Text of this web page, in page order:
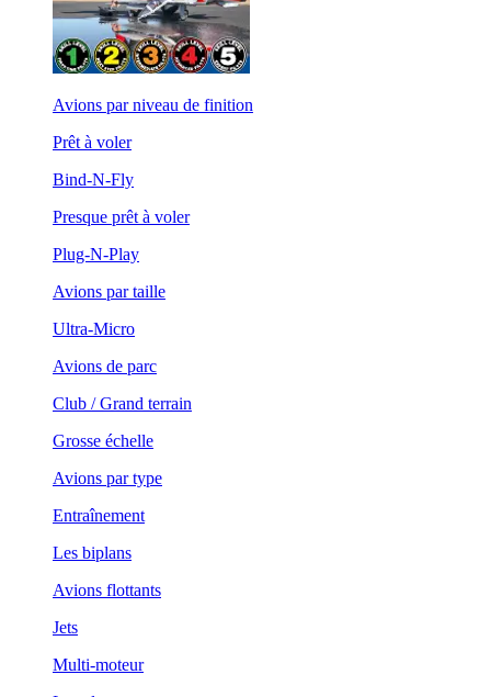
Avions par niveau de finition
Prêt à voler
Bind-N-Fly
Presque prêt à voler
Plug-N-Play
Avions par taille
Ultra-Micro
Avions de parc
Club / Grand terrain
Grosse échelle
Avions par type
Entraînement
Les biplans
Avions flottants
Jets
Multi-moteur